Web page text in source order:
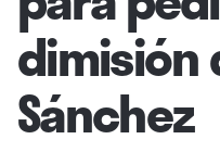
dimisión
Sánchez